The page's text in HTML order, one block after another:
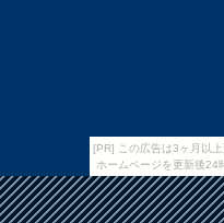
[PR] この広告は3ヶ月以上
ホームページを更新後24